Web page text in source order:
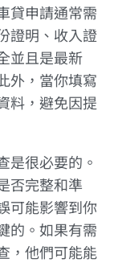
貸申請通常需
證明、收入證
並且是最新
外，當你填寫
料，避免因提
是很必要的。
否完整和準
可能影響到你
的。如果有需
，他們可能能